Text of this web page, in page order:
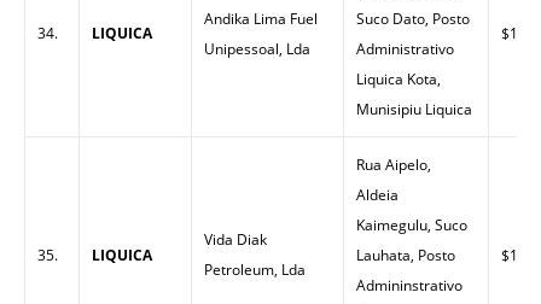
34. LIQUICA
Andika Lima Fuel
Unipessoal, Lda
Suco Dato, Posto
Administrativo
Liquica Kota,
Munisipiu Liquica
$1.53
35. LIQUICA
Vida Diak
Petroleum, Lda
Rua Aipelo,
Aldeia
Kaimegulu, Suco
Lauhata, Posto
Admininstrativo
$1.53